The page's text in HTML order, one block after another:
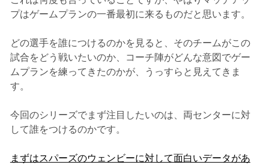
プはゲームプランの一番最初に来るものだと思います。
どの選手を誰につけるのかを見ると、そのチームがこの
試合をどう戦いたいのか、コーチ陣がどんな意図でゲー
ムプランを練ってきたのかが、うっすらと見えてきま
す。
今回のシリーズでまず注目したいのは、両センターに対
して誰をつけるのかです。
まずはスパーズのウェンビーに対して面白いデータがあ